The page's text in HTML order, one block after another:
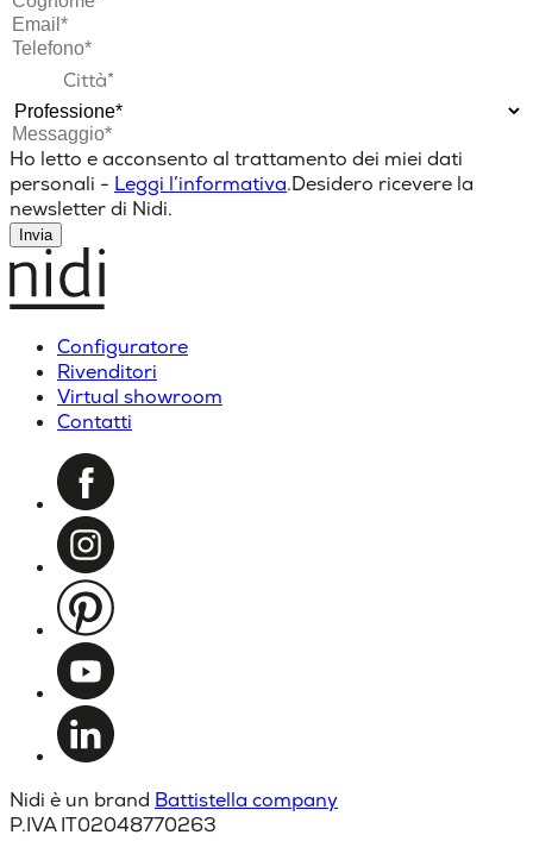
Ho letto e acconsento al trattamento dei miei dati
personali - Leggi l’informativa.Desidero ricevere la
newsletter di Nidi.
Invia
Configuratore
Rivenditori
Virtual showroom
Contatti
Nidi è un brand Battistella company
P.IVA IT02048770263